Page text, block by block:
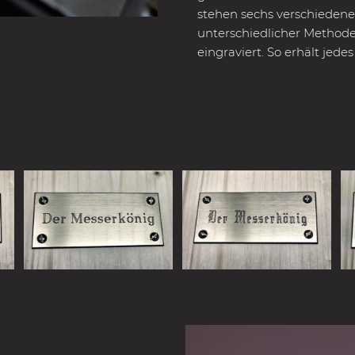
stehen sechs
unterschiedlicher
eingraviert. So erhält